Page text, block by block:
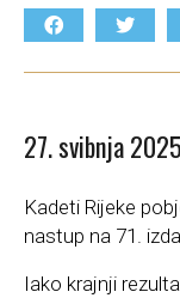
27. svibnja
Kadeti Rijeke
nastup na 71.
Iako krajnji